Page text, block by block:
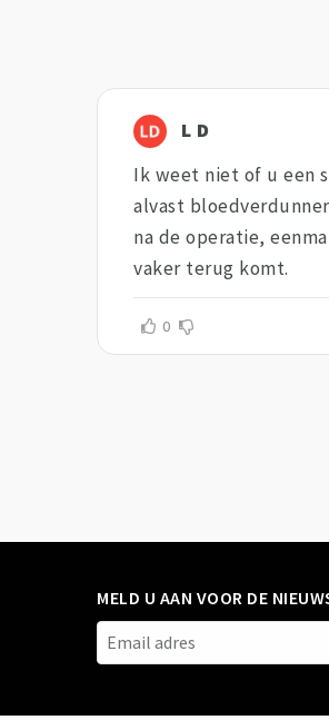
L D
Ik weet niet of u een
alvast
na de operatie,
vaker terug komt.
0
MELD U AAN VOOR DE